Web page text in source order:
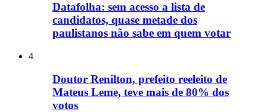
Datafolha: sem acesso a lista de
candidatos, quase metade dos
paulistanos não sabe em quem votar
4
Doutor Renilton, prefeito reeleito de
Mateus Leme, teve mais de 80% dos
votos